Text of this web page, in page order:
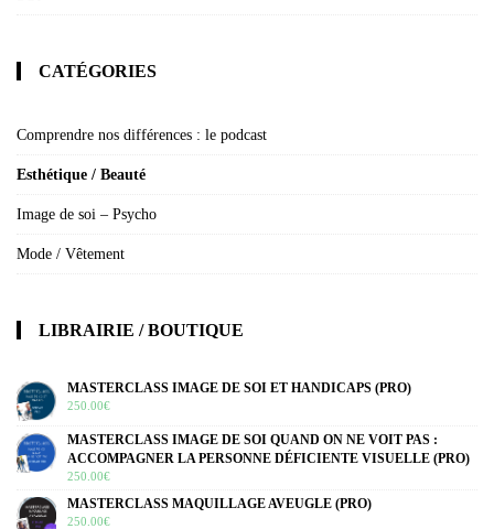
CATÉGORIES
Comprendre nos différences : le podcast
Esthétique / Beauté
Image de soi – Psycho
Mode / Vêtement
LIBRAIRIE / BOUTIQUE
MASTERCLASS IMAGE DE SOI ET HANDICAPS (PRO)
250.00€
MASTERCLASS IMAGE DE SOI QUAND ON NE VOIT PAS :
ACCOMPAGNER LA PERSONNE DÉFICIENTE VISUELLE (PRO)
250.00€
MASTERCLASS MAQUILLAGE AVEUGLE (PRO)
250.00€